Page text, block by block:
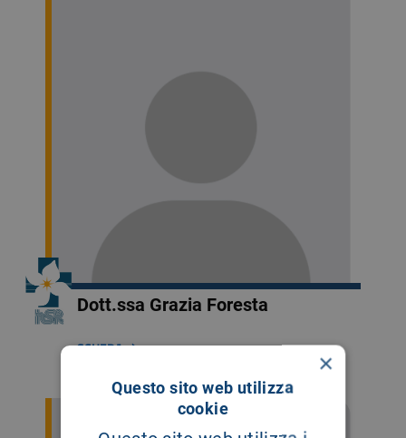
Dott.ssa Grazia Foresta
SCHEDA
×
Questo sito web utilizza
cookie